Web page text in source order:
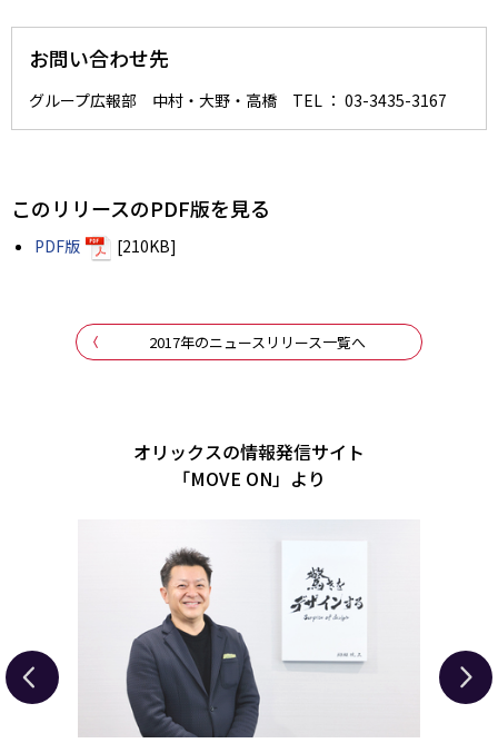
お問い合わせ先
グループ広報部 中村・大野・高橋 TEL ： 03-3435-3167
このリリースのPDF版を見る
PDF版 [210KB]
2017年のニュースリリース一覧へ
オリックスの情報発信サイト
「MOVE ON」より